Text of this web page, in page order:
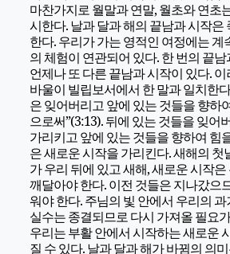
마찬가지로 월말과 연말, 월초와 연초
시한다. 날과 달과 해의 끝남과 시작은
한다. 우리가 가는 영적인 여정에는 계
의 체험이 연관되어 있다. 한 번의 끝
언제나 또 다른 끝남과 시작이 있다.
바울이 빌립보서에서 한 말과 일치한
은 잊어버리고 앞에 있는 것들을 향하
으로써”(3:13). 뒤에 있는 것들을 잊어
가리키고 앞에 있는 것들을 향하여 힘
은 새로운 시작을 가리킨다. 새해의 첫
가 우리 뒤에 있고 새해, 새로운 시작
깨달아야 한다. 이전 것들은 지나갔으
워야 한다. 주님의 빛 안에서 우리의
실수는 종결되므로 다시 가져올 필요
우리는 부활 안에서 시작하는 새로운
질 수 있다. 날과 달과 해가 바뀜의 의